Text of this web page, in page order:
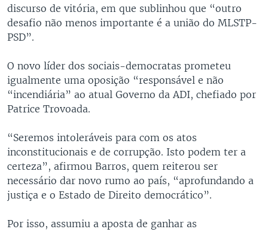
discurso de vitória, em que sublinhou que “outro
desafio não menos importante é a união do MLSTP-
PSD”.
O novo líder dos sociais-democratas prometeu
igualmente uma oposição “responsável e não
“incendiária” ao atual Governo da ADI, chefiado por
Patrice Trovoada.
“Seremos intoleráveis para com os atos
inconstitucionais e de corrupção. Isto podem ter a
certeza”, afirmou Barros, quem reiterou ser
necessário dar novo rumo ao país, “aprofundando a
justiça e o Estado de Direito democrático”.
Por isso, assumiu a aposta de ganhar as